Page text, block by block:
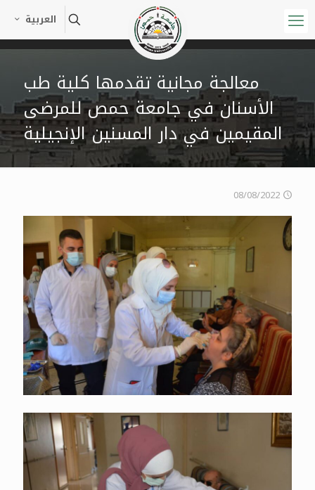
العربية
معالجة مجانية تقدمها كلية طب
الأسنان في جامعة حمص للمرضى
المقيمين في دار المسنين الإنجيلية
08/08/2022